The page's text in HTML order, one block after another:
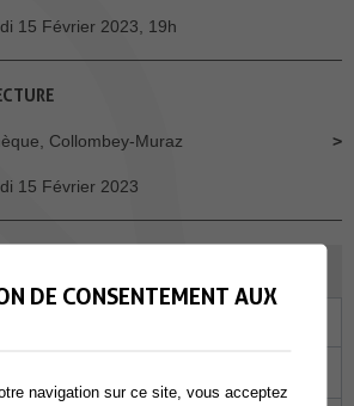
15 Février 2023, 19h
Collombey-Muraz
15 Février 2023
DE CONSENTEMENT AUX
navigation sur ce site, vous acceptez